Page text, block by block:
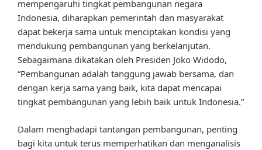
mempengaruhi tingkat pembangunan negara
Indonesia, diharapkan pemerintah dan masyarakat
dapat bekerja sama untuk menciptakan kondisi yang
mendukung pembangunan yang berkelanjutan.
Sebagaimana dikatakan oleh Presiden Joko Widodo,
“Pembangunan adalah tanggung jawab bersama, dan
dengan kerja sama yang baik, kita dapat mencapai
tingkat pembangunan yang lebih baik untuk Indonesia.”
Dalam menghadapi tantangan pembangunan, penting
bagi kita untuk terus memperhatikan dan menganalisis